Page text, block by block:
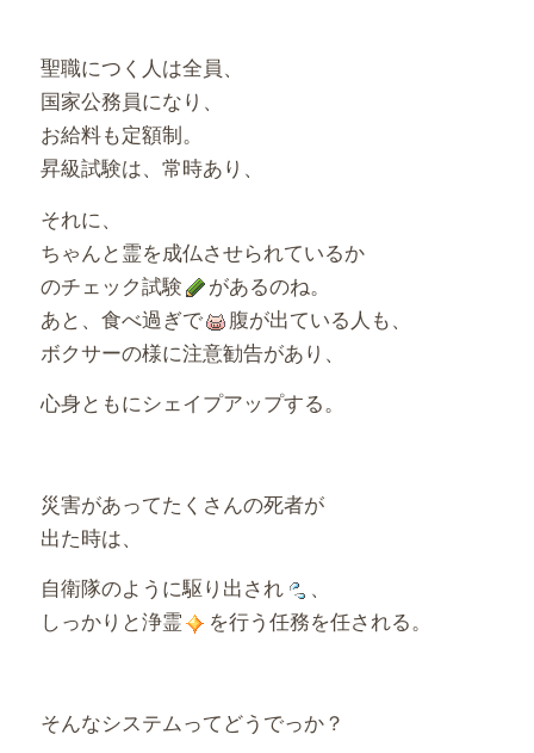
聖職につく人は全員、
国家公務員になり、
お給料も定額制。
昇級試験は、常時あり、
それに、
ちゃんと霊を成仏させられているか
のチェック試験
があるのね。
あと、食べ過ぎで
腹が出ている人も、
ボクサーの様に注意勧告があり、
心身ともにシェイプアップする。
災害があってたくさんの死者が
出た時は、
自衛隊のように駆り出され
、
しっかりと浄霊
を行う任務を任される。
そんなシステムってどうでっか？